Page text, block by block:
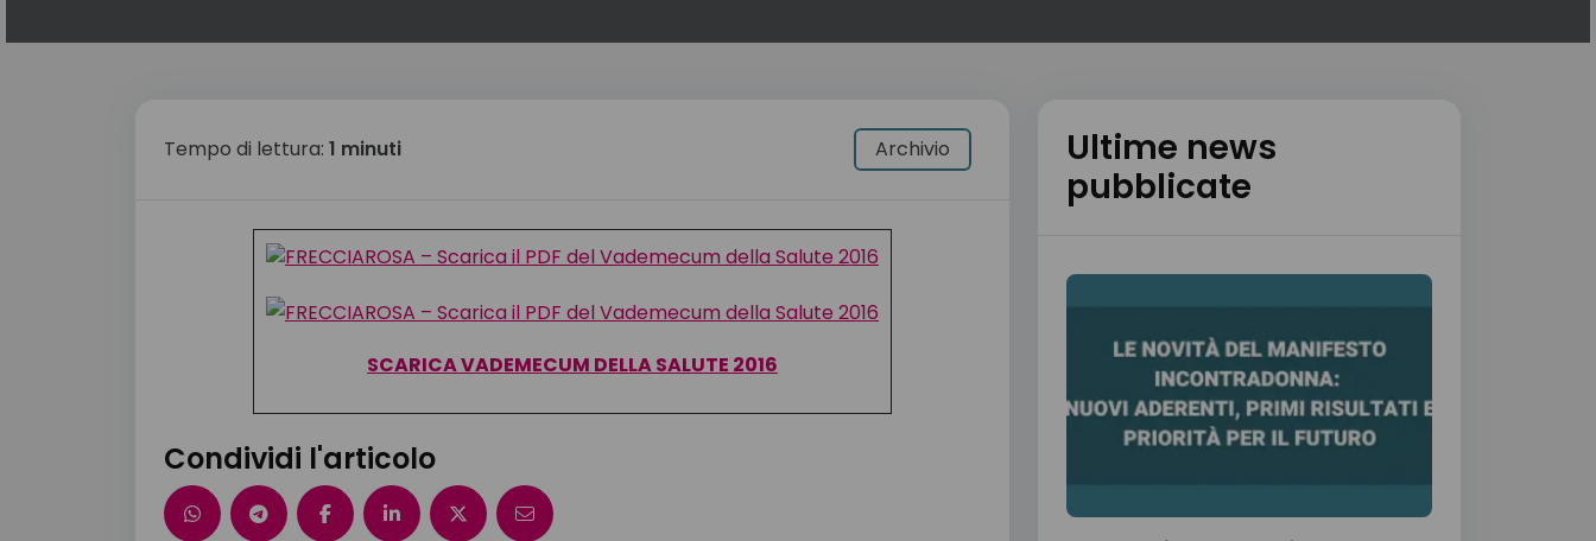
Tempo di lettura: 1 minuti Archivio
SCARICA VADEMECUM DELLA SALUTE 2016
Condividi l'articolo
Ultime news
pubblicate